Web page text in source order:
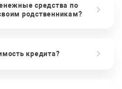
средства по
родственникам?
кредита?